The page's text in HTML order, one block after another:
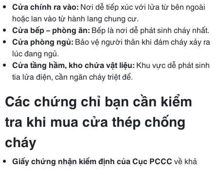
Cửa chính ra vào: Nơi dễ tiếp xúc với lửa từ bên ngoài
hoặc lan vào từ hành lang chung cư.
Cửa bếp – phòng ăn: Bếp là nơi dễ phát sinh cháy nhất.
Cửa phòng ngủ: Bảo vệ người thân khi đám cháy xảy ra
lúc đang ngủ.
Cửa tầng hầm, kho chứa vật liệu: Khu vực dễ phát sinh
tia lửa điện, cần ngăn cháy triệt để.
Các chứng chỉ bạn cần kiểm
tra khi mua cửa thép chống
cháy
Giấy chứng nhận kiểm định của Cục PCCC về khả